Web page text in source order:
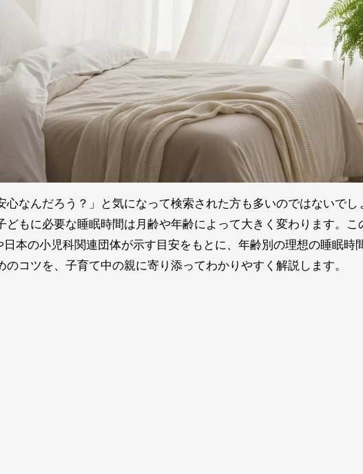
心なんだろう？」と気になって検索された方も多いのではないでし
どもに必要な睡眠時間は月齢や年齢によって大きく変わります。こ
本の小児科関連団体が示す目安をもとに、年齢別の理想の睡眠時
コツを、子育て中の親に寄り添ってわかりやすく解説します。